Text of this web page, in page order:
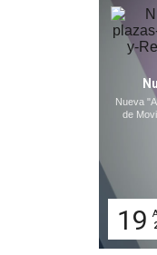
Nueva
de
19